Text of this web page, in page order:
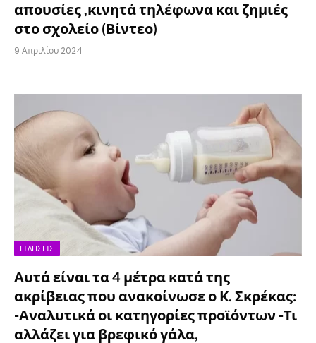
απουσίες ,κινητά τηλέφωνα και ζημιές
στο σχολείο (Βίντεο)
9 Απριλίου 2024
ΕΙΔΉΣΕΙΣ
Αυτά είναι τα 4 μέτρα κατά της
ακρίβειας που ανακοίνωσε ο Κ. Σκρέκας:
-Αναλυτικά οι κατηγορίες προϊόντων -Τι
αλλάζει για βρεφικό γάλα,